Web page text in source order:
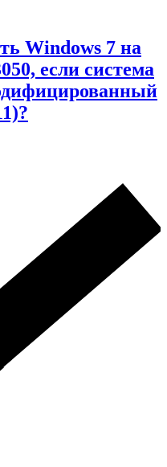
Windows 7 на
если система